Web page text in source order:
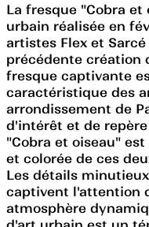
La fresque "Cobra
urbain réalisée en
artistes Flex et
précédente création
fresque captivante
caractéristique des
arrondissement de
d'intérêt et de
"Cobra et oiseau"
et colorée de ces
Les détails
captivent l'attention
atmosphère